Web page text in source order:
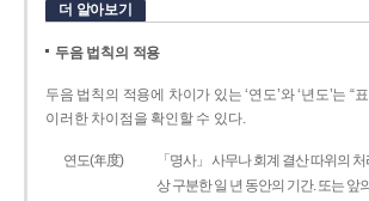
더 알아보기
두음 법칙의 적용
두음 법칙의 적용에 차이가 있는 ‘연도’와 ‘년도’는 “
이러한 차이점을 확인할 수 있다.
연도(年度)
「명사」 사무나 회계 결산 따위의
상 구분한 일 년 동안의 기간. 또는 앞